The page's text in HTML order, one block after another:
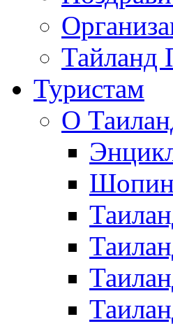
Тайланд
Туристам
О